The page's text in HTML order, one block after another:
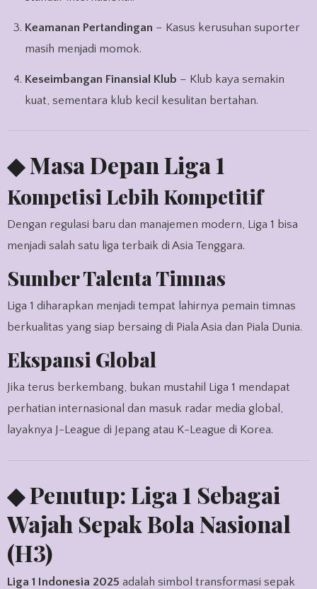
Keamanan Pertandingan – Kasus kerusuhan suporter
masih menjadi momok.
Keseimbangan Finansial Klub – Klub kaya semakin
kuat, sementara klub kecil kesulitan bertahan.
◆ Masa Depan Liga 1
Kompetisi Lebih Kompetitif
Dengan regulasi baru dan manajemen modern, Liga 1 bisa
menjadi salah satu liga terbaik di Asia Tenggara.
Sumber Talenta Timnas
Liga 1 diharapkan menjadi tempat lahirnya pemain timnas
berkualitas yang siap bersaing di Piala Asia dan Piala Dunia.
Ekspansi Global
Jika terus berkembang, bukan mustahil Liga 1 mendapat
perhatian internasional dan masuk radar media global,
layaknya J-League di Jepang atau K-League di Korea.
◆ Penutup: Liga 1 Sebagai
Wajah Sepak Bola Nasional
(H3)
Liga 1 Indonesia 2025 adalah simbol transformasi sepak